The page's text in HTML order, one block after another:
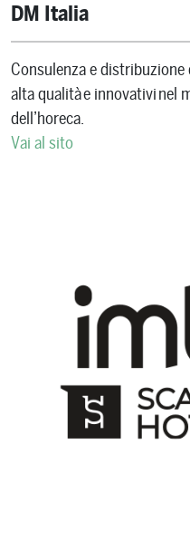
DM Italia
Consulenza e
alta qualità e innovativi nel
dell’horeca.
Vai al sito